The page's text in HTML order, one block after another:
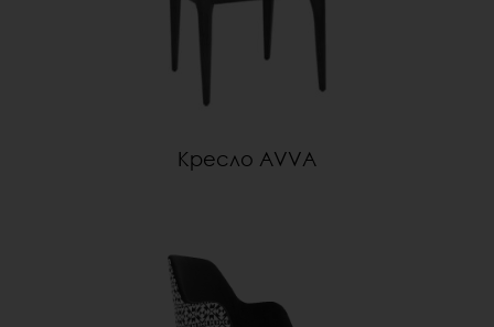
Кресло AVVA